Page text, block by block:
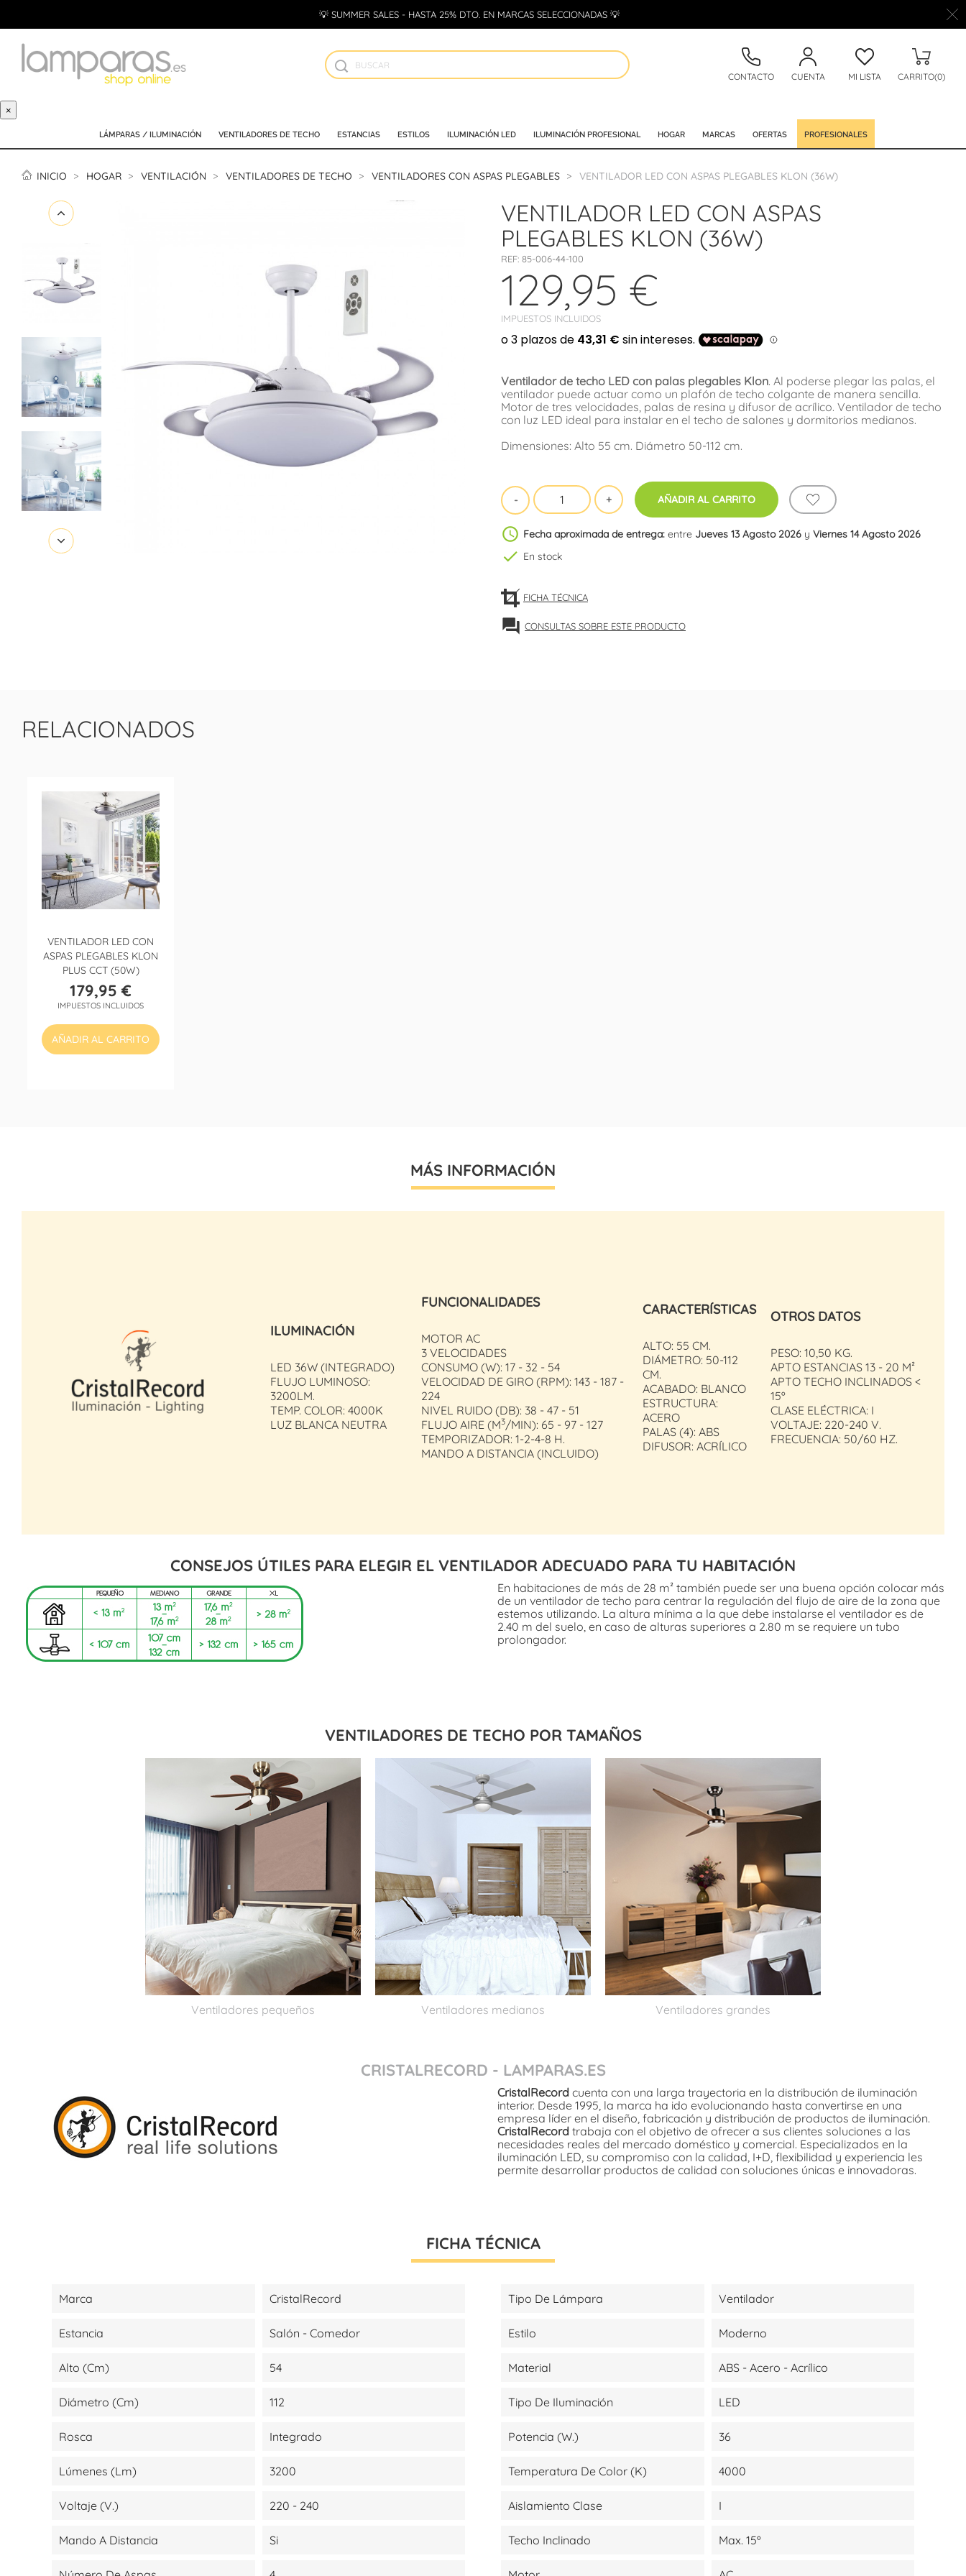
💡 SUMMER SALES - HASTA 25% DTO. EN MARCAS SELECCIONADAS 💡
CONTACTO CUENTA MI LISTA CARRITO(0)
×
LÁMPARAS / ILUMINACIÓN VENTILADORES DE TECHO ESTANCIAS ESTILOS ILUMINACIÓN LED ILUMINACIÓN PROFESIONAL HOGAR MARCAS OFERTAS PROFESIONALES
INICIO HOGAR VENTILACIÓN VENTILADORES DE TECHO VENTILADORES CON ASPAS PLEGABLES VENTILADOR LED CON ASPAS PLEGABLES KLON (36W)
VENTILADOR LED CON ASPAS
PLEGABLES KLON (36W)
REF: 85-006-44-100
129,95 €
IMPUESTOS INCLUIDOS
Ventilador de techo LED con palas plegables Klon. Al poderse plegar las palas, el
ventilador puede actuar como un plafón de techo colgante de manera sencilla.
Motor de tres velocidades, palas de resina y difusor de acrílico. Ventilador de techo
con luz LED ideal para instalar en el techo de salones y dormitorios medianos.
Dimensiones: Alto 55 cm. Diámetro 50-112 cm.
AÑADIR AL CARRITO
schedule Fecha aproximada de entrega: entre Jueves 13 Agosto 2026 y Viernes 14 Agosto 2026
check En stock
FICHA TÉCNICA
forum CONSULTAS SOBRE ESTE PRODUCTO
RELACIONADOS
VENTILADOR LED CON
ASPAS PLEGABLES KLON
PLUS CCT (50W)
Precio
179,95 €
IMPUESTOS INCLUIDOS
AÑADIR AL CARRITO
MÁS INFORMACIÓN
ILUMINACIÓN
LED 36W (INTEGRADO)
FLUJO LUMINOSO:
3200LM.
TEMP. COLOR: 4000K
LUZ BLANCA NEUTRA
FUNCIONALIDADES
MOTOR AC
3 VELOCIDADES
CONSUMO (W): 17 - 32 - 54
VELOCIDAD DE GIRO (RPM): 143 - 187 -
224
NIVEL RUIDO (DB): 38 - 47 - 51
FLUJO AIRE (M3/MIN): 65 - 97 - 127
TEMPORIZADOR: 1-2-4-8 H.
MANDO A DISTANCIA (INCLUIDO)
CARACTERÍSTICAS
ALTO: 55 CM.
DIÁMETRO: 50-112
CM.
ACABADO: BLANCO
ESTRUCTURA:
ACERO
PALAS (4): ABS
DIFUSOR: ACRÍLICO
OTROS DATOS
PESO: 10,50 KG.
APTO ESTANCIAS 13 - 20 M²
APTO TECHO INCLINADOS <
15º
CLASE ELÉCTRICA: I
VOLTAJE: 220-240 V.
FRECUENCIA: 50/60 HZ.
CONSEJOS ÚTILES PARA ELEGIR EL VENTILADOR ADECUADO PARA TU HABITACIÓN
En habitaciones de más de 28 m² también puede ser una buena opción colocar más
de un ventilador de techo para centrar la regulación del flujo de aire de la zona que
estemos utilizando. La altura mínima a la que debe instalarse el ventilador es de
2.40 m del suelo, en caso de alturas superiores a 2.80 m se requiere un tubo
prolongador.
VENTILADORES DE TECHO POR TAMAÑOS
Ventiladores pequeños Ventiladores medianos Ventiladores grandes
CRISTALRECORD - LAMPARAS.ES
CristalRecord cuenta con una larga trayectoria en la distribución de iluminación
interior. Desde 1995, la marca ha ido evolucionando hasta convertirse en una
empresa líder en el diseño, fabricación y distribución de productos de iluminación.
CristalRecord trabaja con el objetivo de ofrecer a sus clientes soluciones a las
necesidades reales del mercado doméstico y comercial. Especializados en la
iluminación LED, su compromiso con la calidad, I+D, flexibilidad y experiencia les
permite desarrollar productos de calidad con soluciones únicas e innovadoras.
FICHA TÉCNICA
Marca CristalRecord Tipo De Lámpara Ventilador
Estancia Salón - Comedor Estilo Moderno
Alto (cm) 54 Material ABS - Acero - Acrílico
Diámetro (cm) 112 Tipo De Iluminación LED
Rosca Integrado Potencia (W.) 36
Lúmenes (lm) 3200 Temperatura De Color (K) 4000
Voltaje (V.) 220 - 240 Aislamiento Clase I
Mando A Distancia Si Techo Inclinado Max. 15º